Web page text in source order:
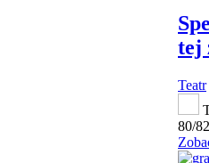
tej
Teatr
80/